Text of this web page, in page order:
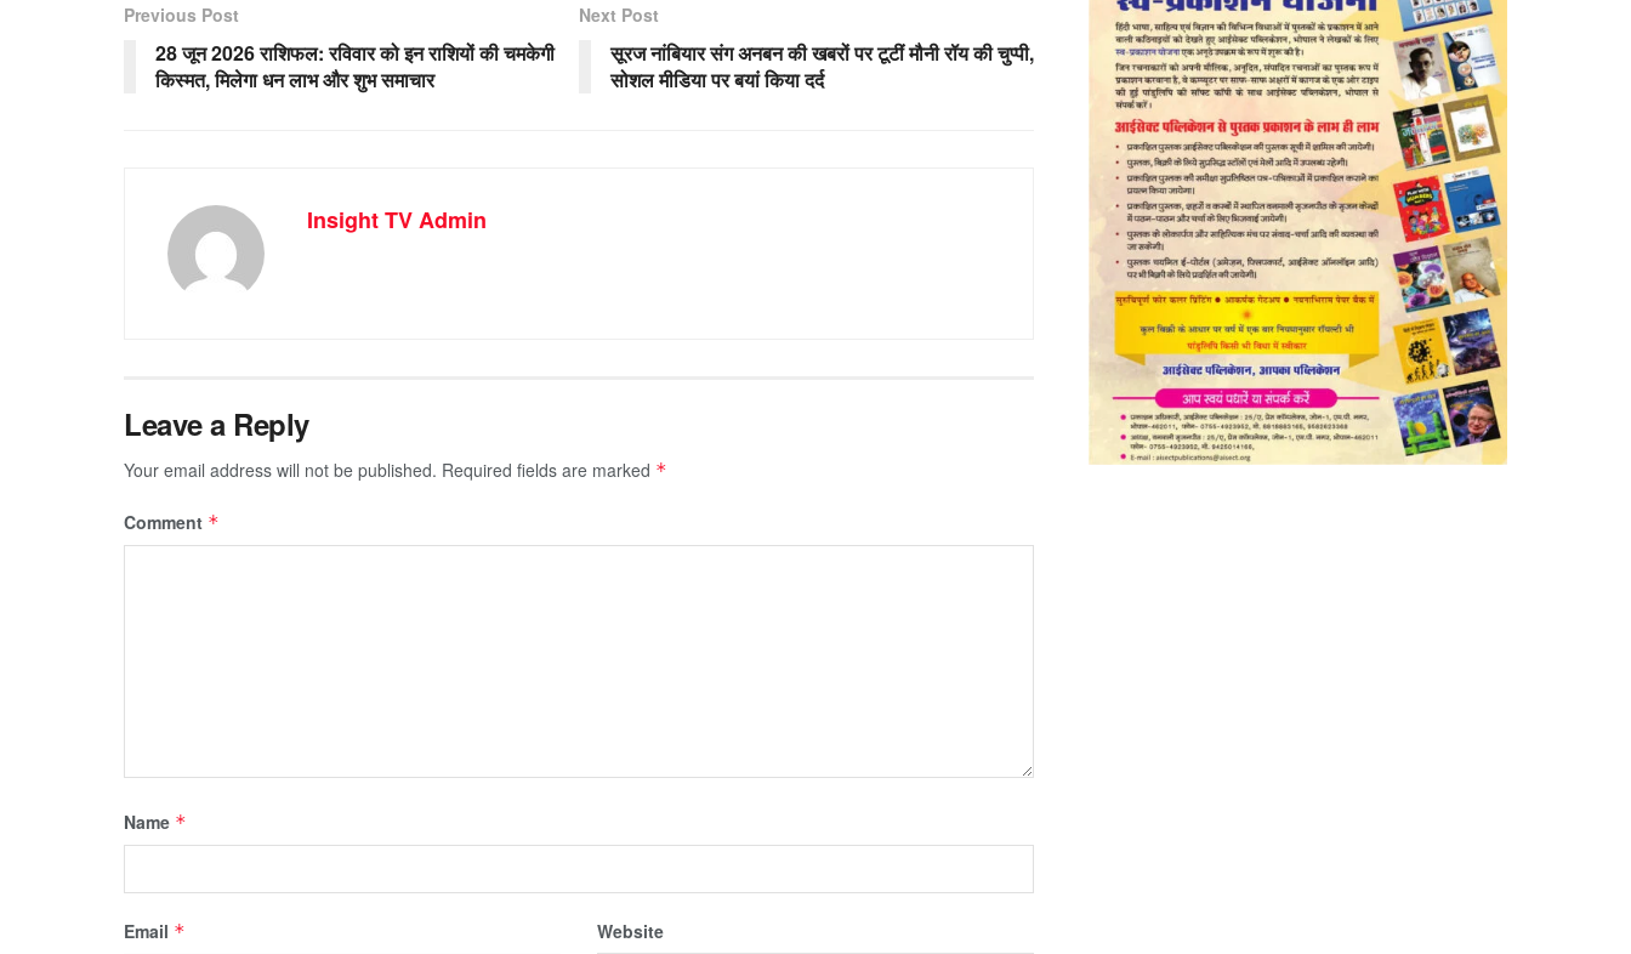
Previous Post
28 जून 2026 राशिफल: रविवार को इन राशियों की चमकेगी
किस्मत, मिलेगा धन लाभ और शुभ समाचार
Next Post
सूरज नांबियार संग अनबन की खबरों पर टूटीं मौनी रॉय की चुप्पी,
सोशल मीडिया पर बयां किया दर्द
Insight TV Admin
Leave a Reply
Your email address will not be published. Required fields are marked *
Comment *
Name *
Email * Website